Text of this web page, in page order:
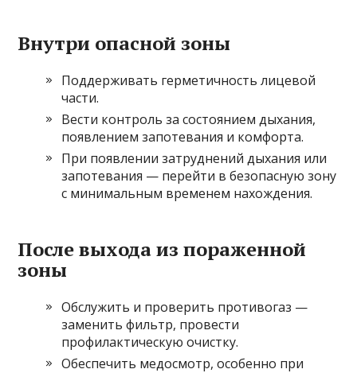
Внутри опасной зоны
Поддерживать герметичность лицевой
части.
Вести контроль за состоянием дыхания,
появлением запотевания и комфорта.
При появлении затруднений дыхания или
запотевания — перейти в безопасную зону
с минимальным временем нахождения.
После выхода из пораженной
зоны
Обслужить и проверить противогаз —
заменить фильтр, провести
профилактическую очистку.
Обеспечить медосмотр, особенно при